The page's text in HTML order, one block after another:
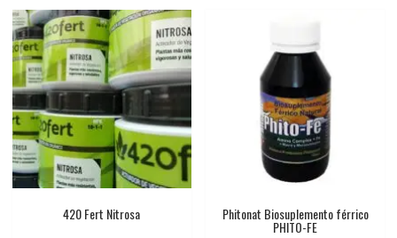
420 Fert Nitrosa Phitonat Biosuplemento férrico
PHITO-FE